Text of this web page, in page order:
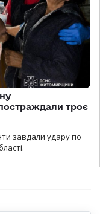
троє
завдали удару по